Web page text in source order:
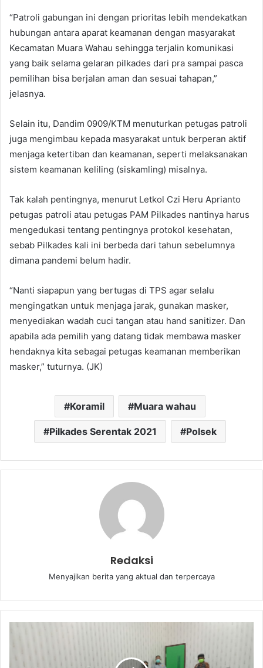
“Patroli gabungan ini dengan prioritas lebih mendekatkan
hubungan antara aparat keamanan dengan masyarakat
Kecamatan Muara Wahau sehingga terjalin komunikasi
yang baik selama gelaran pilkades dari pra sampai pasca
pemilihan bisa berjalan aman dan sesuai tahapan,”
jelasnya.
Selain itu, Dandim 0909/KTM menuturkan petugas patroli
juga mengimbau kepada masyarakat untuk berperan aktif
menjaga ketertiban dan keamanan, seperti melaksanakan
sistem keamanan keliling (siskamling) misalnya.
Tak kalah pentingnya, menurut Letkol Czi Heru Aprianto
petugas patroli atau petugas PAM Pilkades nantinya harus
mengedukasi tentang pentingnya protokol kesehatan,
sebab Pilkades kali ini berbeda dari tahun sebelumnya
dimana pandemi belum hadir.
“Nanti siapapun yang bertugas di TPS agar selalu
mengingatkan untuk menjaga jarak, gunakan masker,
menyediakan wadah cuci tangan atau hand sanitizer. Dan
apabila ada pemilih yang datang tidak membawa masker
hendaknya kita sebagai petugas keamanan memberikan
masker,” tuturnya. (JK)
Koramil Muara wahau
Pilkades Serentak 2021 Polsek
Redaksi
Menyajikan berita yang aktual dan terpercaya